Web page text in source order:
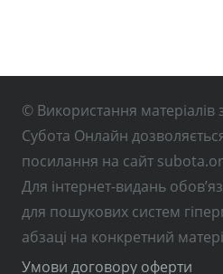
© Використання матеріалів
Субота Онлайн
посилання на сайт
Для інтернет-видань
для пошукових систем
абзаці на конкретний
Умови договору оферти